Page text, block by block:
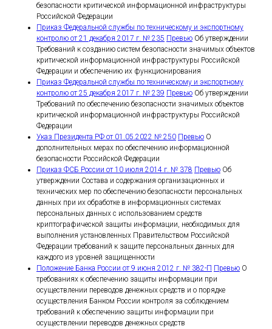
безопасности критической информационной инфраструктуры
Российской Федерации
Приказ Федеральной службы по техническому и экспортному
контролю от 21 декабря 2017 г. № 235 Превью Об утверждении
Требований к созданию систем безопасности значимых объектов
критической информационной инфраструктуры Российской
Федерации и обеспечению их функционирования
Приказ Федеральной службы по техническому и экспортному
контролю от 25 декабря 2017 г. № 239 Превью Об утверждении
Требований по обеспечению безопасности значимых объектов
критической информационной инфраструктуры Российской
Федерации
Указ Президента РФ от 01.05.2022 № 250 Превью О
дополнительных мерах по обеспечению информационной
безопасности Российской Федерации
Приказ ФСБ России от 10 июля 2014 г. № 378 Превью Об
утверждении Состава и содержания организационных и
технических мер по обеспечению безопасности персональных
данных при их обработке в информационных системах
персональных данных с использованием средств
криптографической защиты информации, необходимых для
выполнения установленных Правительством Российской
Федерации требований к защите персональных данных для
каждого из уровней защищенности
Положение Банка России от 9 июня 2012 г. № 382-П Превью О
требованиях к обеспечению защиты информации при
осуществлении переводов денежных средств и о порядке
осуществления Банком России контроля за соблюдением
требований к обеспечению защиты информации при
осуществлении переводов денежных средств